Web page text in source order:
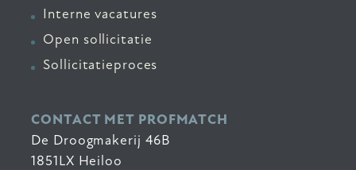
Interne vacatures
Open sollicitatie
Sollicitatieproces
CONTACT MET PROFMATCH
De Droogmakerij 46B
1851LX Heiloo